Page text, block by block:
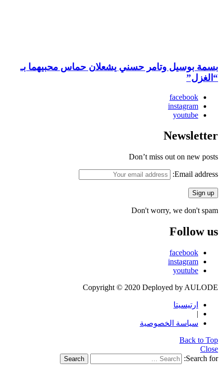
بسمة بوسيل وتامر حسني يشعلان حماس محبيهما بـ
“الغزل”
facebook
instagram
youtube
Newsletter
Don’t miss out on new posts
Email address:
Don't worry, we don't spam
Follow us
facebook
instagram
youtube
Copyright © 2020 Deployed by AULODE
ارتيسيتا
|
سياسة الخصوصية
Back to Top
Close
Search for:
Search